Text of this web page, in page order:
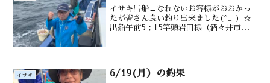
イサキ出船→なれないお客様がおおかっ
たが皆さん良い釣り出来ました(^_-)-☆
出船午前5：15竿頭岩田様（酒々井市）
イサキ 6/19(月）の釣果